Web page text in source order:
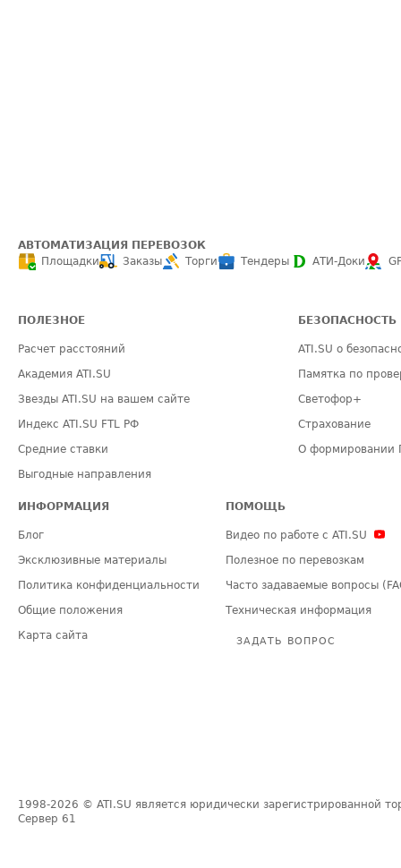
АВТОМАТИЗАЦИЯ ПЕРЕВОЗОК
Площадки
Заказы Торги Тендеры АТИ-Доки
ПОЛЕЗНОЕ
Расчет расстояний
Академия ATI.SU
Звезды ATI.SU на вашем сайте
Индекс ATI.SU FTL РФ
Средние ставки
Выгодные направления
БЕЗОПАСНОСТЬ
ATI.SU о
Памятка по
Светофор+
Страхование
О формировании
ИНФОРМАЦИЯ
Блог
Эксклюзивные материалы
Политика конфиденциальности
Общие положения
Карта сайта
ПОМОЩЬ
Видео по работе с ATI.SU
Полезное по перевозкам
Часто задаваемые вопросы
Техническая информация
ЗАДАТЬ ВОПРОС
1998-2026 © ATI.SU является юридически зарегистрированной
Сервер 61